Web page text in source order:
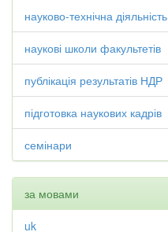
науково-технічна діяльність
наукові школи факультетів
публікація результатів НДР
підготовка наукових кадрів
семінари
за мовами
uk